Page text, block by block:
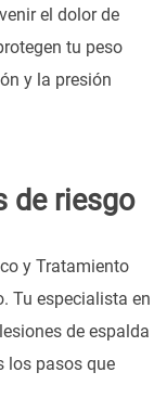
el dolor de
tu peso
y la presión
de riesgo
y Tratamiento
Tu especialista en
de espalda
los pasos que